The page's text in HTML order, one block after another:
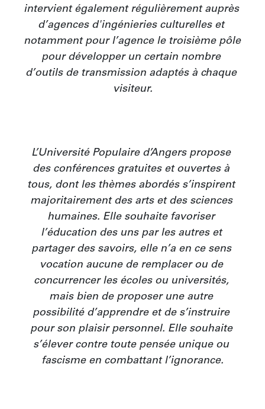
intervient également régulièrement auprès
d’agences d'ingénieries culturelles et
notamment pour l’agence le troisième pôle
pour développer un certain nombre
d’outils de transmission adaptés à chaque
visiteur.
L’Université Populaire d’Angers propose
des conférences gratuites et ouvertes à
tous, dont les thèmes abordés s’inspirent
majoritairement des arts et des sciences
humaines. Elle souhaite favoriser
l’éducation des uns par les autres et
partager des savoirs, elle n’a en ce sens
vocation aucune de remplacer ou de
concurrencer les écoles ou universités,
mais bien de proposer une autre
possibilité d’apprendre et de s’instruire
pour son plaisir personnel. Elle souhaite
s’élever contre toute pensée unique ou
fascisme en combattant l’ignorance.